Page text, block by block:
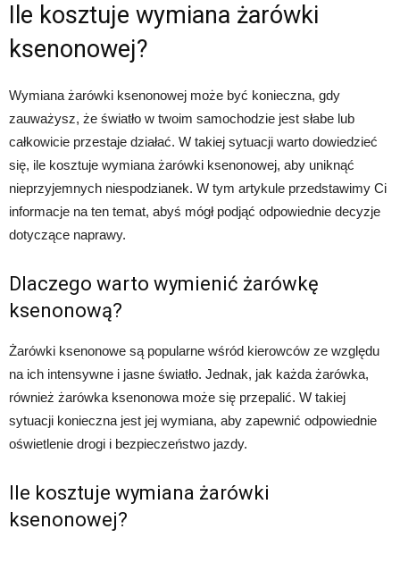
Ile kosztuje wymiana żarówki
ksenonowej?
Wymiana żarówki ksenonowej może być konieczna, gdy
zauważysz, że światło w twoim samochodzie jest słabe lub
całkowicie przestaje działać. W takiej sytuacji warto dowiedzieć
się, ile kosztuje wymiana żarówki ksenonowej, aby uniknąć
nieprzyjemnych niespodzianek. W tym artykule przedstawimy Ci
informacje na ten temat, abyś mógł podjąć odpowiednie decyzje
dotyczące naprawy.
Dlaczego warto wymienić żarówkę
ksenonową?
Żarówki ksenonowe są popularne wśród kierowców ze względu
na ich intensywne i jasne światło. Jednak, jak każda żarówka,
również żarówka ksenonowa może się przepalić. W takiej
sytuacji konieczna jest jej wymiana, aby zapewnić odpowiednie
oświetlenie drogi i bezpieczeństwo jazdy.
Ile kosztuje wymiana żarówki
ksenonowej?